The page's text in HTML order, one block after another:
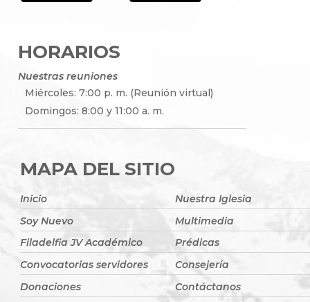
HORARIOS
Nuestras reuniones
Miércoles: 7:00 p. m. (Reunión virtual)
Domingos: 8:00 y 11:00 a. m.
MAPA DEL SITIO
Inicio
Nuestra Iglesia
Soy Nuevo
Multimedia
Filadelfia JV Académico
Prédicas
Convocatorias servidores
Consejería
Donaciones
Contáctanos